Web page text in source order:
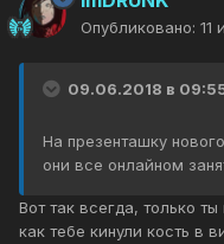
Опубликовано: 11
09.06.2018 в
На презенташку
они все онлайном
Вот так всегда, только
как тебе кинули кость в